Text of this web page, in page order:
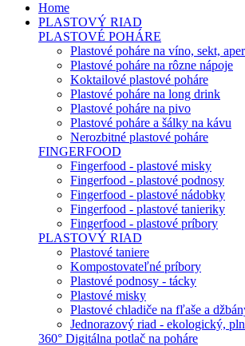
Home
PLASTOVÝ RIAD
PLASTOVÉ POHÁRE
Plastové poháre na víno, sekt,
Plastové poháre na rôzne nápoje
Koktailové plastové poháre
Plastové poháre na long drink
Plastové poháre na pivo
Plastové poháre a šálky na kávu
Nerozbitné plastové poháre
FINGERFOOD
Fingerfood - plastové misky
Fingerfood - plastové podnosy
Fingerfood - plastové nádobky
Fingerfood - plastové tanieriky
Fingerfood - plastové príbory
PLASTOVÝ RIAD
Plastové taniere
Kompostovateľné príbory
Plastové podnosy - tácky
Plastové misky
Plastové chladiče na fľaše a
Jednorazový riad - ekologický,
360° Digitálna potlač na poháre